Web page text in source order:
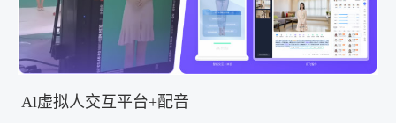
Al虚拟人交互平台+配音